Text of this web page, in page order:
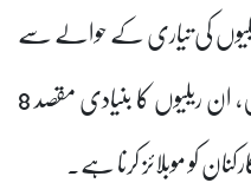
ریلیوں کی تیاری کے حوالے سے
باقاعدہ ہدایات جاری کر دی گئی ہیں، ان ریلیوں کا بنیادی مقصد 8
کو موبلائز کرنا ہے۔